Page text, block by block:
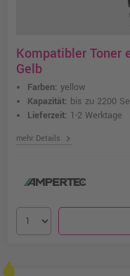
Kompatibler Toner
Gelb
Farben: yellow
Kapazität: bis zu 2200
Lieferzeit: 1-2 Werktage
mehr Details chevron_right